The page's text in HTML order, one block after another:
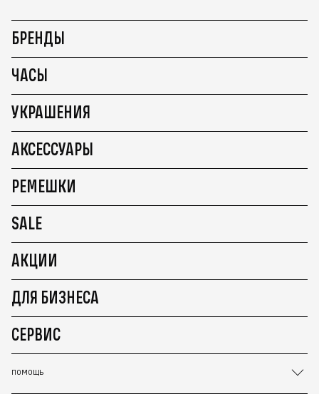
БРЕНДЫ
ЧАСЫ
УКРАШЕНИЯ
АКСЕССУАРЫ
РЕМЕШКИ
SALE
АКЦИИ
ДЛЯ БИЗНЕСА
СЕРВИС
ПОМОЩЬ